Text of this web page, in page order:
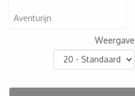
Aventurijn
Weergave